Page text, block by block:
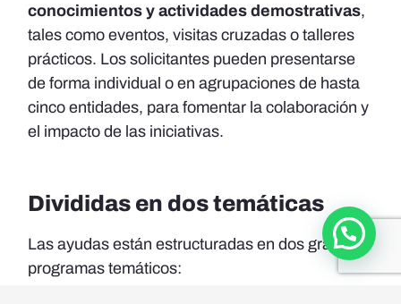
conocimientos y actividades demostrativas,
tales como eventos, visitas cruzadas o talleres
prácticos. Los solicitantes pueden presentarse
de forma individual o en agrupaciones de hasta
cinco entidades, para fomentar la colaboración y
el impacto de las iniciativas.
Divididas en dos temáticas
Las ayudas están estructuradas en dos grandes
programas temáticos: